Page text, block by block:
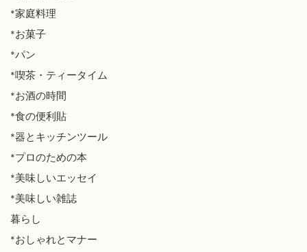
*家庭料理
*お菓子
*パン
*喫茶・ティータイム
*お酒の時間
*食の便利貼
*器とキッチンツール
*プロのための本
*美味しいエッセイ
*美味しい雑誌
暮らし
*おしゃれとマナー